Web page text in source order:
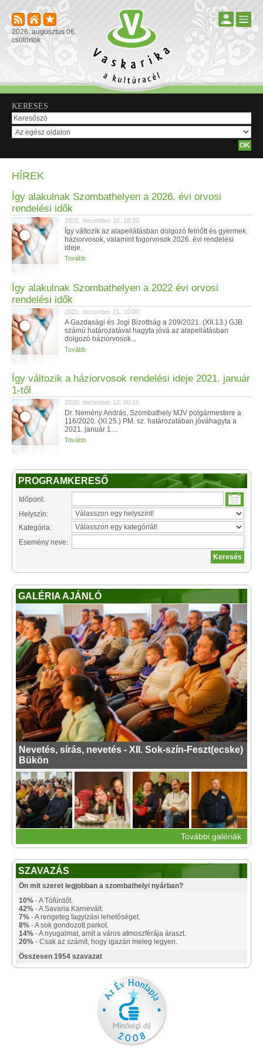
2026. augusztus 06.
csütörtök
KERESÉS
HÍREK
Így alakulnak Szombathelyen a 2026. évi orvosi
rendelési idők
2025. december 16. 18:30
Így változik az alapellátásban dolgozó felnőtt és gyermek
háziorvosok, valamint fogorvosok 2026. évi rendelési
ideje.
Tovább
Így alakulnak Szombathelyen a 2022 évi orvosi
rendelési idők
2021. december 21. 10:00
A Gazdasági és Jogi Bizottság a 209/2021. (XII.13.) GJB.
számú határozatával hagyta jóvá az alapellátásban
dolgozó háziorvosok...
Tovább
Így változik a háziorvosok rendelési ideje 2021. január
1-től
2020. december 12. 00:15
Dr. Nemény András, Szombathely MJV polgármestere a
116/2020. (XI.25.) PM. sz. határozatában jóváhagyta a
2021. január 1....
Tovább
PROGRAMKERESŐ
Időpont:
Helyszín:
Kategória:
Esemény neve:
GALÉRIA AJÁNLÓ
Nevetés, sírás, nevetés - XII. Sok-szín-Feszt(ecske)
Bükön
További galériák
SZAVAZÁS
Ön mit szeret legjobban a szombathelyi nyárban?
10% - A Tófürdőt.
42% - A Savaria Karnevált.
7% - A rengeteg fagyizási lehetőséget.
8% - A sok gondozott parkot.
14% - A nyugalmat, amit a város atmoszférája áraszt.
20% - Csak az számít, hogy igazán meleg legyen.
Összesen 1954 szavazat